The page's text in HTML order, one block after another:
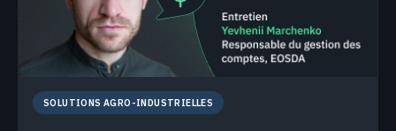
SOLUTIONS AGRO-INDUSTRIELLES